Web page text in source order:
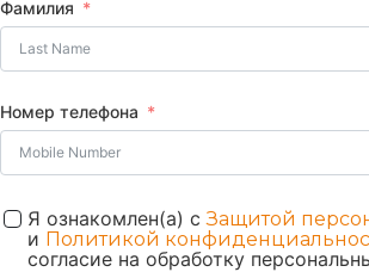
Фамилия
Номер телефона
Я ознакомлен(а) сЗащитой
и Политикой
согласие на обработку